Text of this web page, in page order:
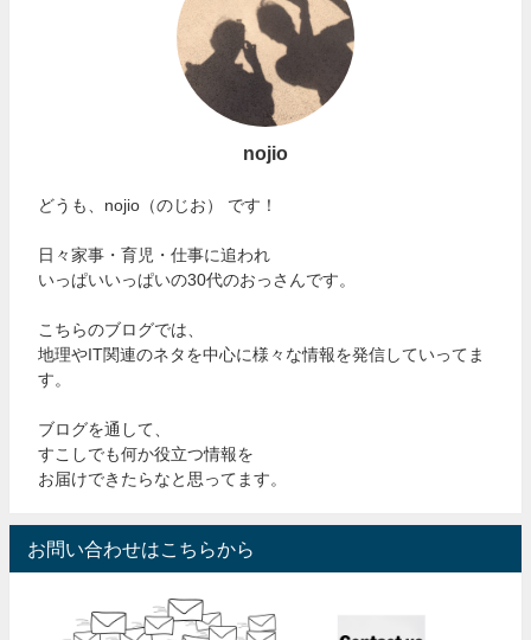
nojio
どうも、nojio（のじお） です！
日々家事・育児・仕事に追われ
いっぱいいっぱいの30代のおっさんです。
こちらのブログでは、
地理やIT関連のネタを中心に様々な情報を発信していってま
す。
ブログを通して、
すこしでも何か役立つ情報を
お届けできたらなと思ってます。
お問い合わせはこちらから